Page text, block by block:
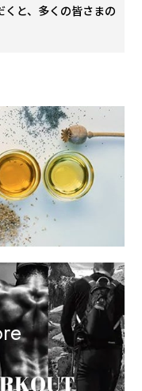
くと、多くの皆さまの